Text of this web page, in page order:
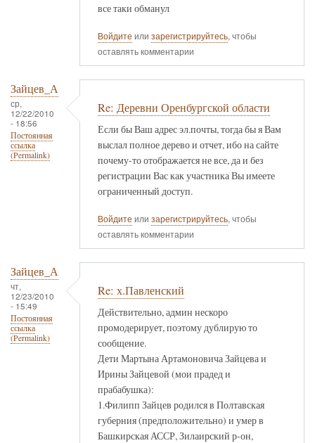
все таки обманул
Войдите или зарегистрируйтесь, чтобы
оставлять комментарии
Зайцев_А
ср,
12/22/2010
- 18:56
Постоянная
ссылка
(Permalink)
Re: Деревни Оренбургской области
Если бы Ваш адрес эл.почты, тогда бы я Вам
выслал полное дерево и отчет, ибо на сайте
почему-то отображается не все, да и без
регистрации Вас как участника Вы имеете
ограниченный доступ.
Войдите или зарегистрируйтесь, чтобы
оставлять комментарии
Зайцев_А
чт,
12/23/2010
- 15:49
Постоянная
ссылка
(Permalink)
Re: х.Павленский
Действительно, админ нескоро
промодерирует, поэтому дублирую то
сообщение.
Дети Мартына Артамоновича Зайцева и
Ирины Зайцевой (мои прадед и
прабабушка):
1.Филипп Зайцев родился в Полтавская
губерния (предположительно) и умер в
Башкирская АССР, Зилаирский р-он,